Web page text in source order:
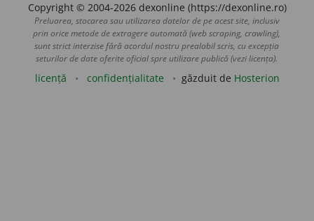
Copyright © 2004-2026 dexonline (https://dexonline.ro)
Preluarea, stocarea sau utilizarea datelor de pe acest site, inclusiv
prin orice metode de extragere automată (web scraping, crawling),
sunt strict interzise fără acordul nostru prealabil scris, cu excepția
seturilor de date oferite oficial spre utilizare publică (vezi licența).
licență confidențialitate găzduit de Hosterion